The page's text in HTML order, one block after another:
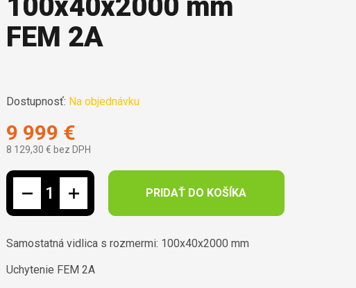
100x40x2000 mm
FEM 2A
Dostupnosť: Na objednávku
9 999 €
8 129,30 € bez DPH
Jednotková cena:
PRIDAŤ DO KOŠÍKA
Samostatná vidlica s rozmermi: 100x40x2000 mm
Uchytenie FEM 2A